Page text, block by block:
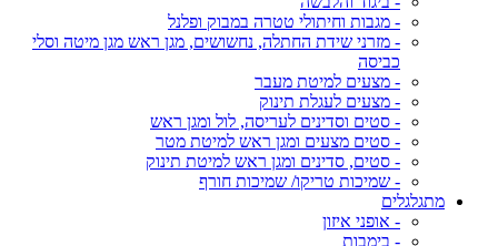
- מגבות וחיתולי טטרה במבוק ופלנל
- מזרני שידת החתלה, נחשושים, מגן ראש מגן מיטה וסלי
כביסה
- מצעים למיטת מעבר
- מצעים לעגלת תינוק
- סטים וסדינים לעריסה, לול ומגן ראש
- סטים מצעים ומגן ראש למיטת מטר
- סטים, סדינים ומגן ראש למיטת תינוק
- שמיכות טריקו/ שמיכות חורף
מתגלגלים
- אופני איזון
- בימבות